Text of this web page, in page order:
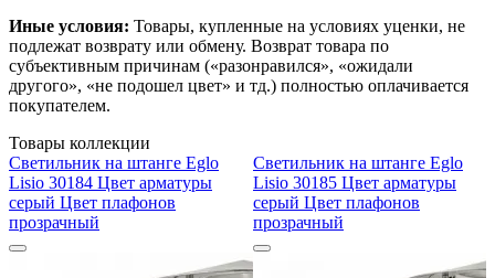
Иные условия: Товары, купленные на условиях уценки, не
подлежат возврату или обмену. Возврат товара по
субъективным причинам («разонравился», «ожидали
другого», «не подошел цвет» и тд.) полностью оплачивается
покупателем.
Товары коллекции
Светильник на штанге Eglo
Lisio 30184 Цвет арматуры
серый Цвет плафонов
прозрачный
Светильник на штанге Eglo
Lisio 30185 Цвет арматуры
серый Цвет плафонов
прозрачный